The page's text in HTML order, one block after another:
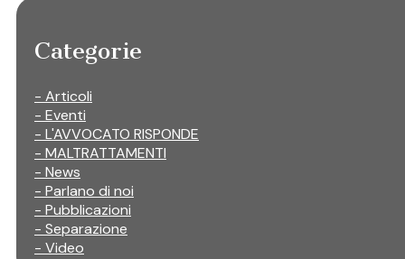
Categorie
- Articoli
- Eventi
- L'AVVOCATO RISPONDE
- MALTRATTAMENTI
- News
- Parlano di noi
- Pubblicazioni
- Separazione
- Video